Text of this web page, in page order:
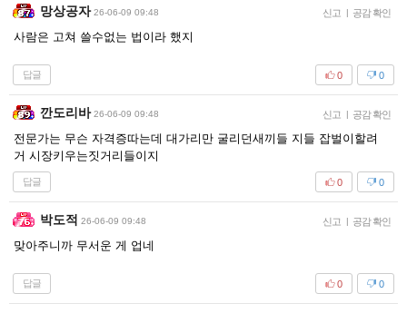
망상공자 26-06-09 09:48 신고 | 공감 확인
사람은 고쳐 쓸수없는 법이라 했지
답글 0
0
깐도리바 26-06-09 09:48 신고 | 공감 확인
전문가는 무슨 자격증따는데 대가리만 굴리던새끼들 지들 잡벌이할려
거 시장키우는짓거리들이지
답글 0
0
박도적 26-06-09 09:48 신고 | 공감 확인
맞아주니까 무서운 게 업네
답글 0
0